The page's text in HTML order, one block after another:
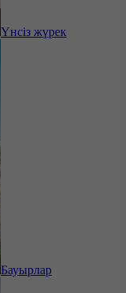
Үнсіз жүрек
Бауырлар